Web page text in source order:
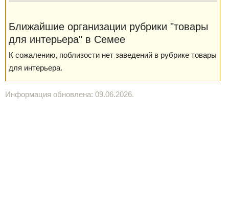
Ближайшие организации рубрики "товары
для интерьера" в Семее
К сожалению, поблизости нет заведений в рубрике товары
для интерьера.
Информация обновлена: 09.06.2026.